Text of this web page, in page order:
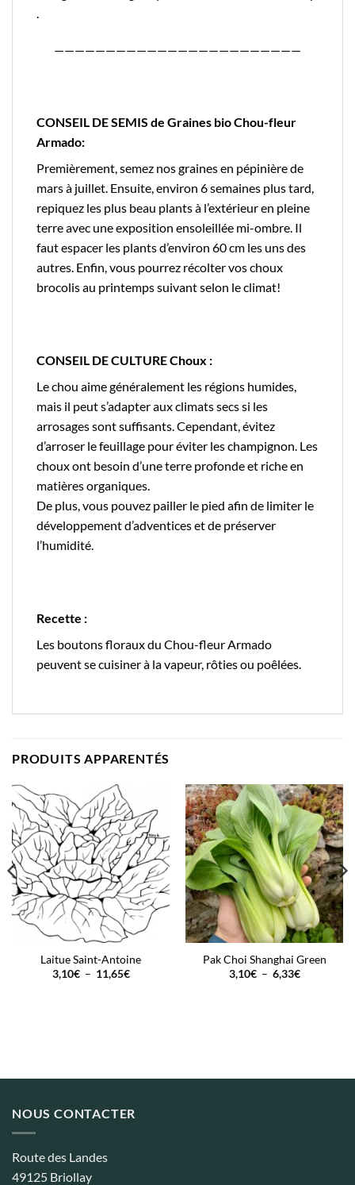
.
————————————————————————
CONSEIL DE SEMIS de Graines bio Chou-fleur
Armado:
Premièrement, semez nos graines en pépinière de
mars à juillet. Ensuite, environ 6 semaines plus tard,
repiquez les plus beau plants à l’extérieur en pleine
terre avec une exposition ensoleillée mi-ombre. Il
faut espacer les plants d’environ 60 cm les uns des
autres. Enfin, vous pourrez récolter vos choux
brocolis au printemps suivant selon le climat!
CONSEIL DE CULTURE Choux :
Le chou aime généralement les régions humides,
mais il peut s’adapter aux climats secs si les
arrosages sont suffisants. Cependant, évitez
d’arroser le feuillage pour éviter les champignon. Les
choux ont besoin d’une terre profonde et riche en
matières organiques.
De plus, vous pouvez pailler le pied afin de limiter le
développement d’adventices et de préserver
l’humidité.
Recette :
Les boutons floraux du Chou-fleur Armado
peuvent se cuisiner à la vapeur, rôties ou poêlées.
PRODUITS APPARENTÉS
Laitue Saint-Antoine
3,10€ – 11,65€Plage
Pak Choi Shanghai Green
3,10€ – 6,33€Plage
NOUS CONTACTER
Route des Landes
49125 Briollay